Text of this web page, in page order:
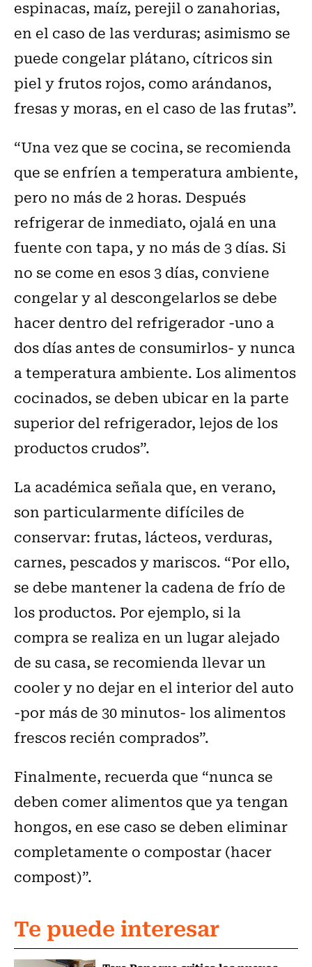
espinacas, maíz, perejil o zanahorias,
en el caso de las verduras; asimismo se
puede congelar plátano, cítricos sin
piel y frutos rojos, como arándanos,
fresas y moras, en el caso de las frutas”.
“Una vez que se cocina, se recomienda
que se enfríen a temperatura ambiente,
pero no más de 2 horas. Después
refrigerar de inmediato, ojalá en una
fuente con tapa, y no más de 3 días. Si
no se come en esos 3 días, conviene
congelar y al descongelarlos se debe
hacer dentro del refrigerador -uno a
dos días antes de consumirlos- y nunca
a temperatura ambiente. Los alimentos
cocinados, se deben ubicar en la parte
superior del refrigerador, lejos de los
productos crudos”.
La académica señala que, en verano,
son particularmente difíciles de
conservar: frutas, lácteos, verduras,
carnes, pescados y mariscos. “Por ello,
se debe mantener la cadena de frío de
los productos. Por ejemplo, si la
compra se realiza en un lugar alejado
de su casa, se recomienda llevar un
cooler y no dejar en el interior del auto
-por más de 30 minutos- los alimentos
frescos recién comprados”.
Finalmente, recuerda que “nunca se
deben comer alimentos que ya tengan
hongos, en ese caso se deben eliminar
completamente o compostar (hacer
compost)”.
Te puede interesar